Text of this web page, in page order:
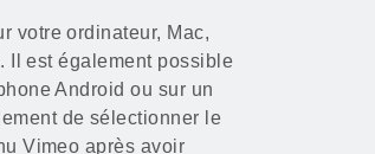
votre ordinateur, Mac,
Il est également possible
Android ou sur un
de sélectionner le
Vimeo après avoir